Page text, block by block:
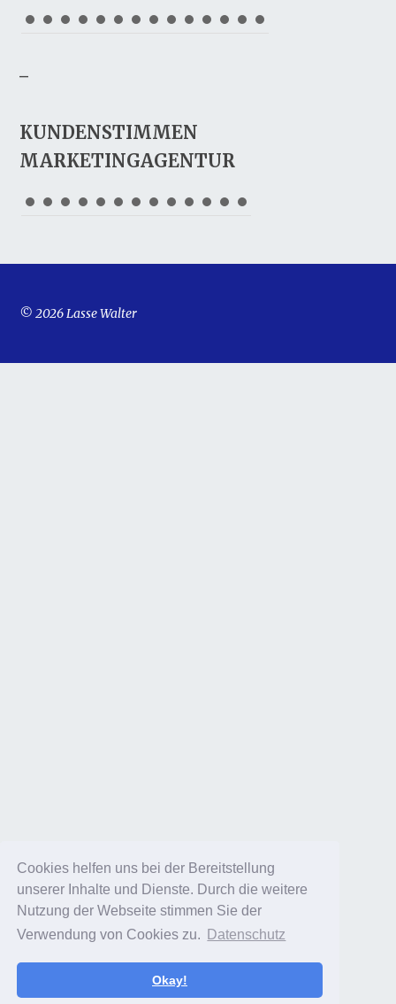
Cookies helfen uns bei der Bereitstellung
unserer Inhalte und Dienste. Durch die weitere
Nutzung der Webseite stimmen Sie der
Verwendung von Cookies zu.
Datenschutz
Okay!
Cookies helfen uns bei der Bereitstellung
unserer Inhalte und Dienste. Durch die weitere
Nutzung der Webseite stimmen Sie der
Verwendung von Cookies zu.
Datenschutz
Okay!
KUNDENSTIMMEN
MARKETINGAGENTUR
© 2026 Lasse Walter